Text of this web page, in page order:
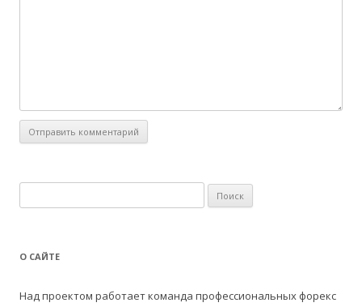
а
т
:
О САЙТЕ
Над проектом работает команда профессиональных форекс